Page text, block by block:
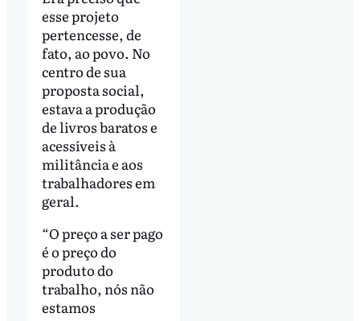
esse projeto
pertencesse, de
fato, ao povo. No
centro de sua
proposta social,
estava a produção
de livros baratos e
acessíveis à
militância e aos
trabalhadores em
geral.
“O preço a ser pago
é o preço do
produto do
trabalho, nós não
estamos